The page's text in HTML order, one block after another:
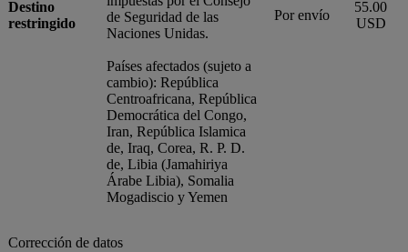
Destino
restringido
de Seguridad de las
Naciones Unidas.
Países afectados (sujeto a
cambio): República
Centroafricana, República
Democrática del Congo,
Iran, República Islamica
de, Iraq, Corea, R. P. D.
de, Libia (Jamahiriya
Árabe Libia), Somalia
Mogadiscio y Yemen
Por envío
55.00
USD
Corrección de datos